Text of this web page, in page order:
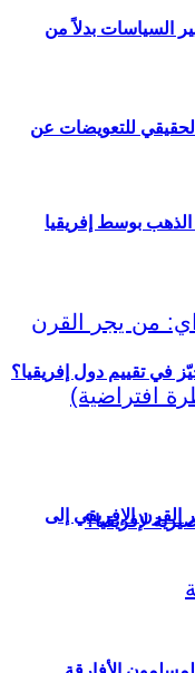
للتعويضات عن
القرن الإفريقي إلى
السياسات بدلاً من
بوسط إفريقيا
في تقييم دول إفريقيا؟
لإفريقيا؟